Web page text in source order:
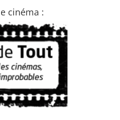
cinéma :